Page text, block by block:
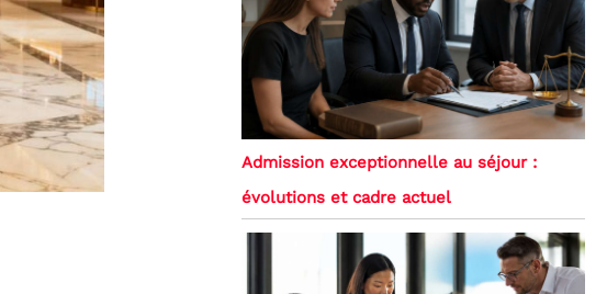
Admission exceptionnelle au séjour :
évolutions et cadre actuel